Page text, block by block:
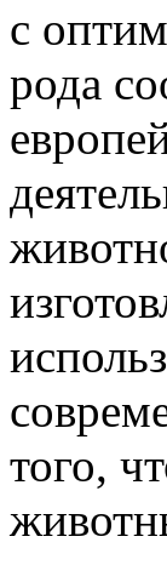
с
рода
того,